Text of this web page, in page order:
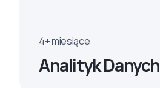
4+ miesiące
Analityk Danych